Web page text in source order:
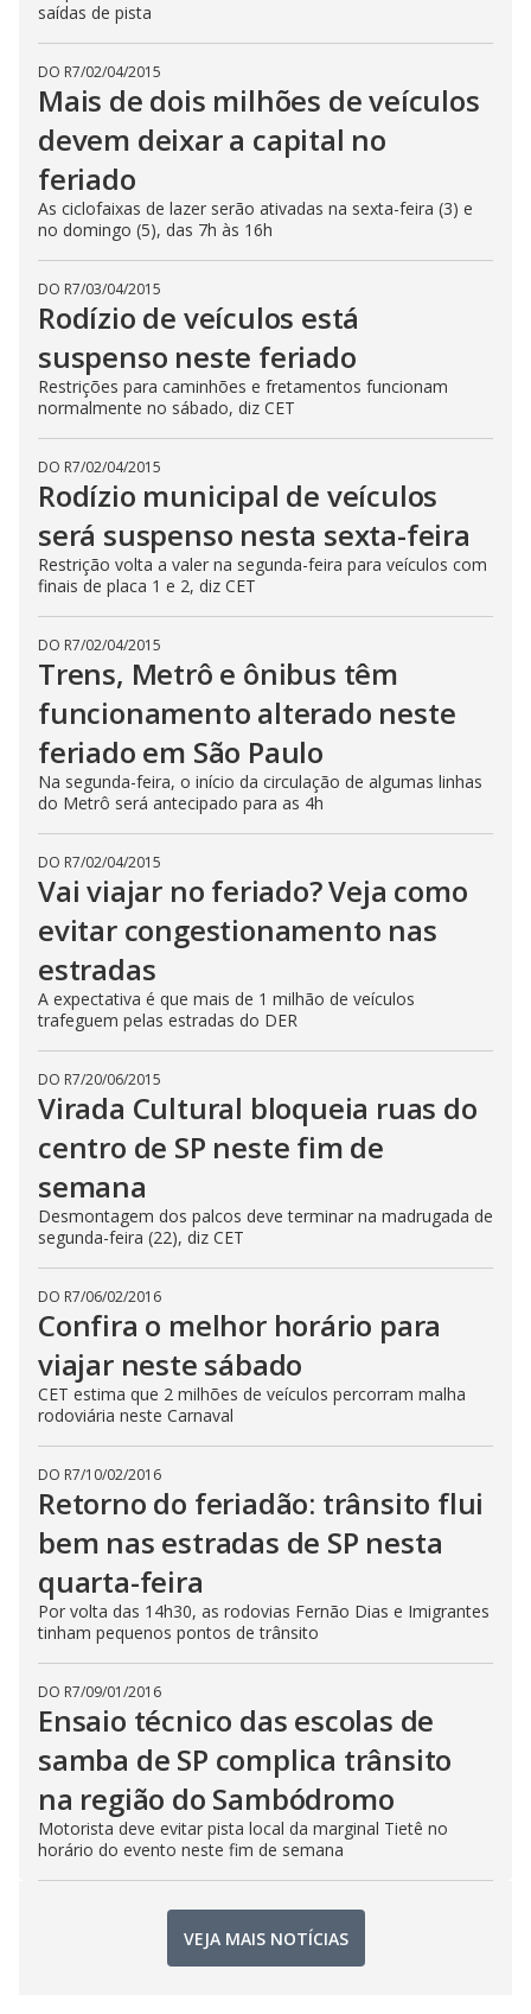
saídas de pista
DO R7/02/04/2015
Mais de dois milhões de veículos
devem deixar a capital no
feriado
As ciclofaixas de lazer serão ativadas na sexta-feira (3) e
no domingo (5), das 7h às 16h
DO R7/03/04/2015
Rodízio de veículos está
suspenso neste feriado
Restrições para caminhões e fretamentos funcionam
normalmente no sábado, diz CET
DO R7/02/04/2015
Rodízio municipal de veículos
será suspenso nesta sexta-feira
Restrição volta a valer na segunda-feira para veículos com
finais de placa 1 e 2, diz CET
DO R7/02/04/2015
Trens, Metrô e ônibus têm
funcionamento alterado neste
feriado em São Paulo
Na segunda-feira, o início da circulação de algumas linhas
do Metrô será antecipado para as 4h
DO R7/02/04/2015
Vai viajar no feriado? Veja como
evitar congestionamento nas
estradas
A expectativa é que mais de 1 milhão de veículos
trafeguem pelas estradas do DER
DO R7/20/06/2015
Virada Cultural bloqueia ruas do
centro de SP neste fim de
semana
Desmontagem dos palcos deve terminar na madrugada de
segunda-feira (22), diz CET
DO R7/06/02/2016
Confira o melhor horário para
viajar neste sábado
CET estima que 2 milhões de veículos percorram malha
rodoviária neste Carnaval
DO R7/10/02/2016
Retorno do feriadão: trânsito flui
bem nas estradas de SP nesta
quarta-feira
Por volta das 14h30, as rodovias Fernão Dias e Imigrantes
tinham pequenos pontos de trânsito
DO R7/09/01/2016
Ensaio técnico das escolas de
samba de SP complica trânsito
na região do Sambódromo
Motorista deve evitar pista local da marginal Tietê no
horário do evento neste fim de semana
VEJA MAIS NOTÍCIAS